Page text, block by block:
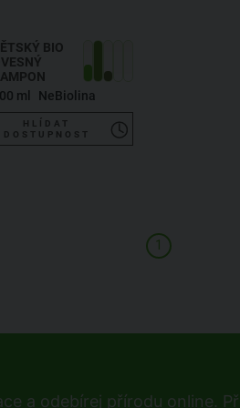
BIO
ml
NeBiolina
HLÍDAT
DOSTUPNOST
1
a odebírej přírodu online.